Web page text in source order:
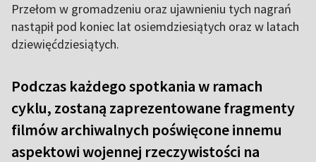
Przełom w gromadzeniu oraz ujawnieniu tych nagrań
nastąpił pod koniec lat osiemdziesiątych oraz w latach
dziewięćdziesiątych.
Podczas każdego spotkania w ramach
cyklu, zostaną zaprezentowane fragmenty
filmów archiwalnych poświęcone innemu
aspektowi wojennej rzeczywistości na